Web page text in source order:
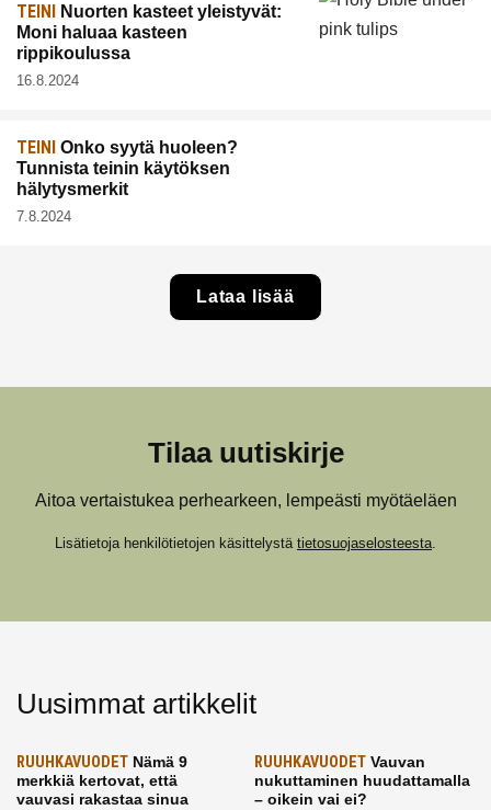
TEINI
Nuorten kasteet yleistyvät:
Moni haluaa kasteen
rippikoulussa
16.8.2024
TEINI
Onko syytä huoleen?
Tunnista teinin käytöksen
hälytysmerkit
7.8.2024
Lataa lisää
Tilaa uutiskirje
Aitoa vertaistukea perhearkeen, lempeästi myötäeläen
Lisätietoja henkilötietojen käsittelystä tietosuojaselosteesta.
Uusimmat artikkelit
RUUHKAVUODET Nämä 9
merkkiä kertovat, että
vauvasi rakastaa sinua
RUUHKAVUODETVauvan
nukuttaminen huudattamalla
– oikein vai ei?